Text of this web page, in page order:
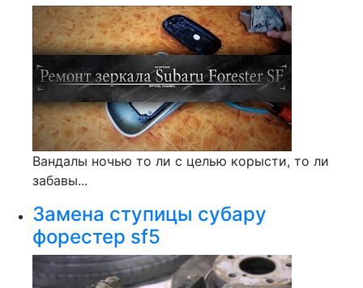
Вандалы ночью то ли с целью корысти, то ли
забавы...
Замена ступицы субару
форестер sf5